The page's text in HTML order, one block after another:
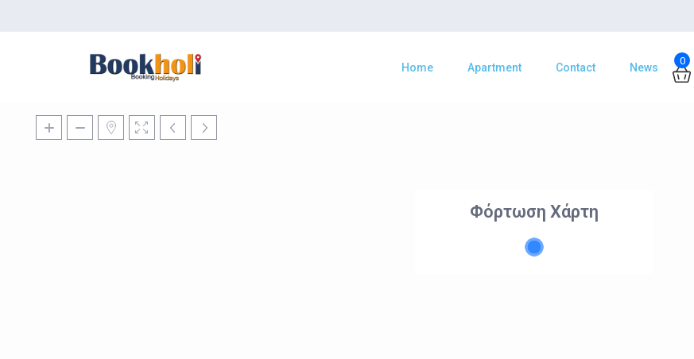
0
Home Apartment Contact News
Φόρτωση Χάρτη